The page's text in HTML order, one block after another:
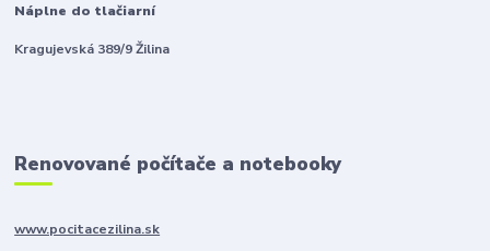
Náplne do tlačiarní
Kragujevská 389/9 Žilina
Renovované počítače a notebooky
www.pocitacezilina.sk